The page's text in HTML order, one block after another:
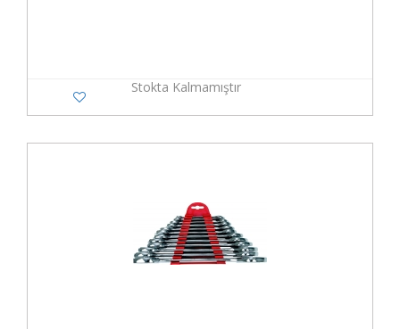
Stokta Kalmamıştır